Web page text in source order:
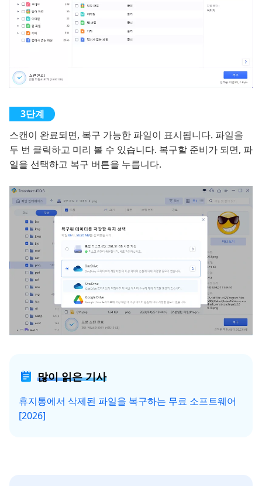
스캔이 완료되면, 복구 가능한 파일이 표시됩니다. 파일을
두 번 클릭하고 미리 볼 수 있습니다. 복구할 준비가 되면, 파
일을 선택하고 복구 버튼을 누릅니다.
많이 읽은 기사
휴지통에서 삭제된 파일을 복구하는 무료 소프트웨어
[2026]